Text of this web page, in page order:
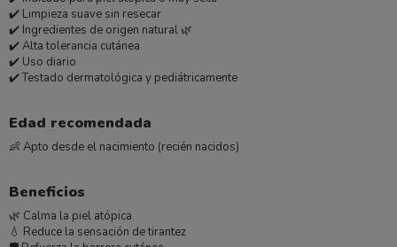
✔️ Limpieza suave sin resecar
✔️ Ingredientes de origen natural 🌿
✔️ Alta tolerancia cutánea
✔️ Uso diario
✔️ Testado dermatológica y pediátricamente
Edad recomendada
👶 Apto desde el nacimiento (recién nacidos)
Beneficios
🌿 Calma la piel atópica
💧 Reduce la sensación de tirantez